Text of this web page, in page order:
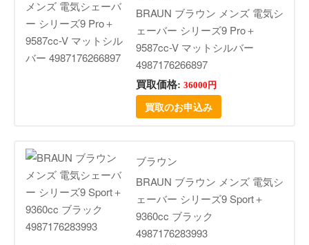
BRAUN ブラウン メンズ 電気シ
ェーバー シリーズ9 Pro＋
9587cc-V マットシルバー
4987176266897
買取価格: 36000円
買取のお申込み
ブラウン
BRAUN ブラウン メンズ 電気シ
ェーバー シリーズ9 Sport＋
9360cc ブラック
4987176283993